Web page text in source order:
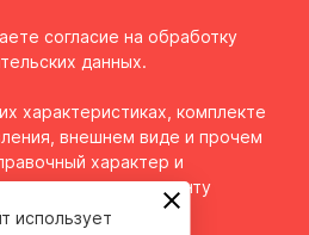
согласие на обработку
данных.
характеристиках, комплекте
внешнем виде и прочем
характер и
доступных к моменту
использует